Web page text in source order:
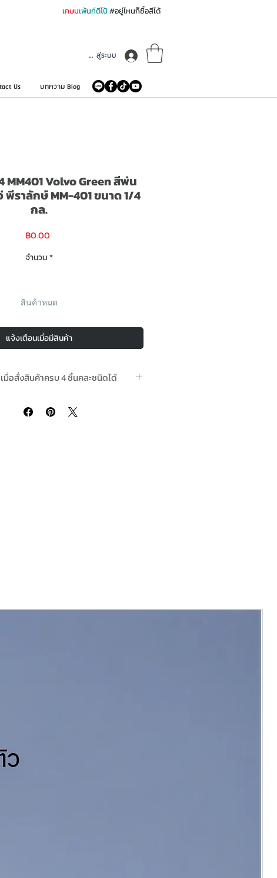
เกษมเพ้นท์ดีโป้#อยู่ไหนก็ซื้อสีได้
เข้าสู่ระบบ
Us บทความ Blog
MM401 Volvo Green สีพ่น
พีราลักษ์ MM-401 ขนาด 1/4
กล.
฿0.00ราคา
จำนวน*
สินค้าหมด
แจ้งเตือนเมื่อมีสินค้า
มื่อสั่งสินค้าครบ 4 ชิ้นคละชนิดได้